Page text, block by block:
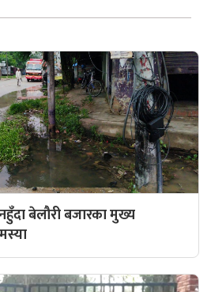
बेलौरी बजारका मुख्य